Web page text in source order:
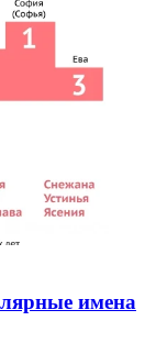
имена